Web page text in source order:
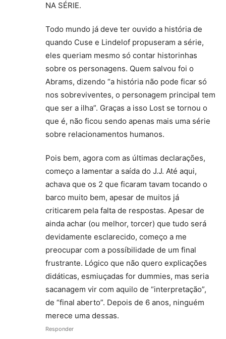
NA SÉRIE.
Todo mundo já deve ter ouvido a história de
quando Cuse e Lindelof propuseram a série,
eles queriam mesmo só contar historinhas
sobre os personagens. Quem salvou foi o
Abrams, dizendo “a história não pode ficar só
nos sobreviventes, o personagem principal tem
que ser a ilha”. Graças a isso Lost se tornou o
que é, não ficou sendo apenas mais uma série
sobre relacionamentos humanos.
Pois bem, agora com as últimas declarações,
começo a lamentar a saída do J.J. Até aqui,
achava que os 2 que ficaram tavam tocando o
barco muito bem, apesar de muitos já
criticarem pela falta de respostas. Apesar de
ainda achar (ou melhor, torcer) que tudo será
devidamente esclarecido, começo a me
preocupar com a possíbilidade de um final
frustrante. Lógico que não quero explicações
didáticas, esmiuçadas for dummies, mas seria
sacanagem vir com aquilo de “interpretação”,
de “final aberto”. Depois de 6 anos, ninguém
merece uma dessas.
Responder